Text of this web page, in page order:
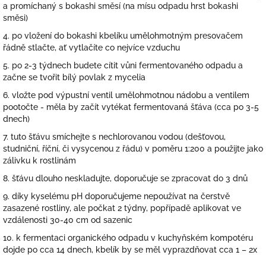
a promíchaný s bokashi směsí (na mísu odpadu hrst bokashi
směsi)
4. po vložení do bokashi kbelíku umělohmotným presovačem
řádně stlačte, ať vytlačíte co nejvíce vzduchu
5. po 2-3 týdnech budete cítit vůni fermentovaného odpadu a
začne se tvořit bílý povlak z mycelia
6. vložte pod výpustní ventil umělohmotnou nádobu a ventilem
pootočte - měla by začít vytékat fermentovaná šťáva (cca po 3-5
dnech)
7. tuto šťávu smíchejte s nechlorovanou vodou (dešťovou,
studniční, říční, či vysycenou z řádu) v poměru 1:200 a použijte jako
zálivku k rostlinám
8. šťávu dlouho neskladujte, doporučuje se zpracovat do 3 dnů
9. díky kyselému pH doporučujeme nepoužívat na čerstvě
zasazené rostliny, ale počkat 2 týdny, popřípadě aplikovat ve
vzdálenosti 30-40 cm od sazenic
10. k fermentaci organického odpadu v kuchyňském kompotéru
dojde po cca 14 dnech, kbelík by se měl vyprazdňovat cca 1 – 2x